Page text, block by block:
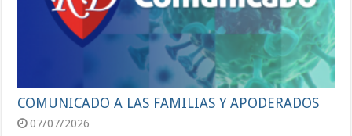
COMUNICADO A LAS FAMILIAS Y APODERADOS
07/07/2026